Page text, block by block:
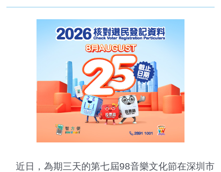
近日，為期三天的第七屆98音樂文化節在深圳市